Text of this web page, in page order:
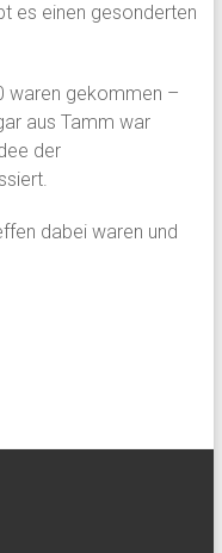
es einen gesonderten
waren gekommen –
aus Tamm war
der
dabei waren und